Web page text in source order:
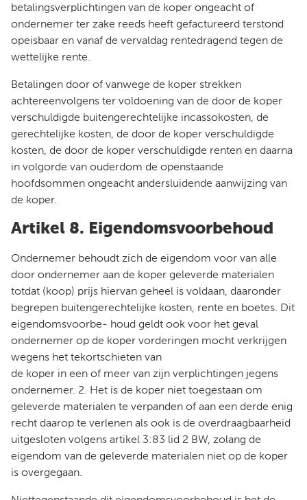
betalingsverplichtingen van de koper ongeacht of
ondernemer ter zake reeds heeft gefactureerd terstond
opeisbaar en vanaf de vervaldag rentedragend tegen de
wettelijke rente.
Betalingen door of vanwege de koper strekken
achtereenvolgens ter voldoening van de door de koper
verschuldigde buitengerechtelijke incassokosten, de
gerechtelijke kosten, de door de koper verschuldigde
kosten, de door de koper verschuldigde renten en daarna
in volgorde van ouderdom de openstaande
hoofdsommen ongeacht andersluidende aanwijzing van
de koper.
Artikel 8. Eigendomsvoorbehoud
Ondernemer behoudt zich de eigendom voor van alle
door ondernemer aan de koper geleverde materialen
totdat (koop) prijs hiervan geheel is voldaan, daaronder
begrepen buitengerechtelijke kosten, rente en boetes. Dit
eigendomsvoorbe- houd geldt ook voor het geval
ondernemer op de koper vorderingen mocht verkrijgen
wegens het tekortschieten van
de koper in een of meer van zijn verplichtingen jegens
ondernemer. 2. Het is de koper niet toegestaan om
geleverde materialen te verpanden of aan een derde enig
recht daarop te verlenen als ook is de overdraagbaarheid
uitgesloten volgens artikel 3:83 lid 2 BW, zolang de
eigendom van de geleverde materialen niet op de koper
is overgegaan.